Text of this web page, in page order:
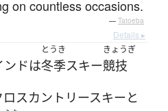
on countless occasions.
— Tatoeba
Details ▸
ンドは
とうき
冬季スキー
きょうぎ
競技
ロスカントリースキーと